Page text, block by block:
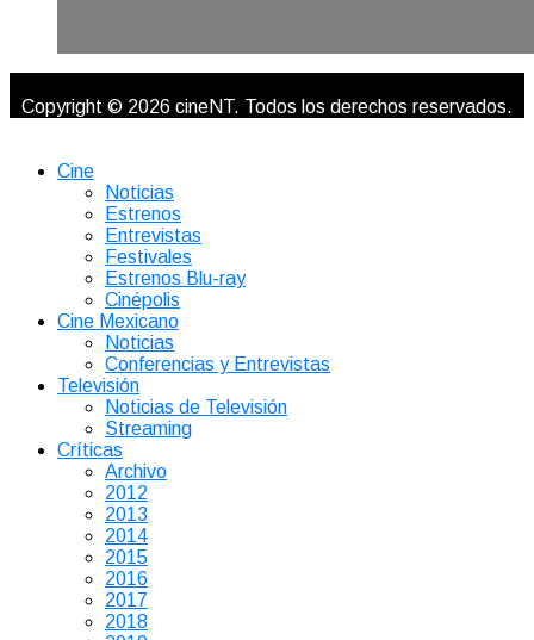
Copyright © 2026 cineNT. Todos los derechos reservados.
Cine
Noticias
Estrenos
Entrevistas
Festivales
Estrenos Blu-ray
Cinépolis
Cine Mexicano
Noticias
Conferencias y Entrevistas
Televisión
Noticias de Televisión
Streaming
Críticas
Archivo
2012
2013
2014
2015
2016
2017
2018